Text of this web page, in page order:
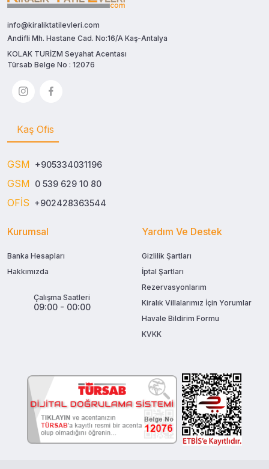
Kurumsal
Banka Hesapları
Hakkımızda
Çalışma Saatleri
09:00 - 00:00
Yardım Ve Destek
Gizlilik Şartları
İptal Şartları
Rezervasyonlarım
Kiralık Villalarımız İçin Yorumlar
Havale Bildirim Formu
KVKK
info@kiraliktatilevleri.com
Andifli Mh. Hastane Cad. No:16/A Kaş-Antalya
KOLAK TURİZM Seyahat Acentası
Türsab Belge No : 12076
Kaş Ofis
+905334031196
GSM
0 539 629 10 80
GSM
+902428363544
OFİS